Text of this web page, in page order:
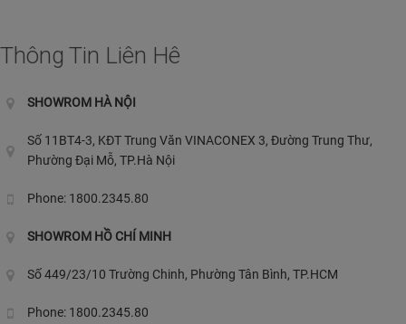
Thông Tin Liên Hê
SHOWROM HÀ NỘI
Số 11BT4-3, KĐT Trung Văn VINACONEX 3, Đường Trung Thư,
Phường Đại Mỗ, TP.Hà Nội
Phone: 1800.2345.80
SHOWROM HỒ CHÍ MINH
Số 449/23/10 Trường Chinh, Phường Tân Bình, TP.HCM
Phone: 1800.2345.80